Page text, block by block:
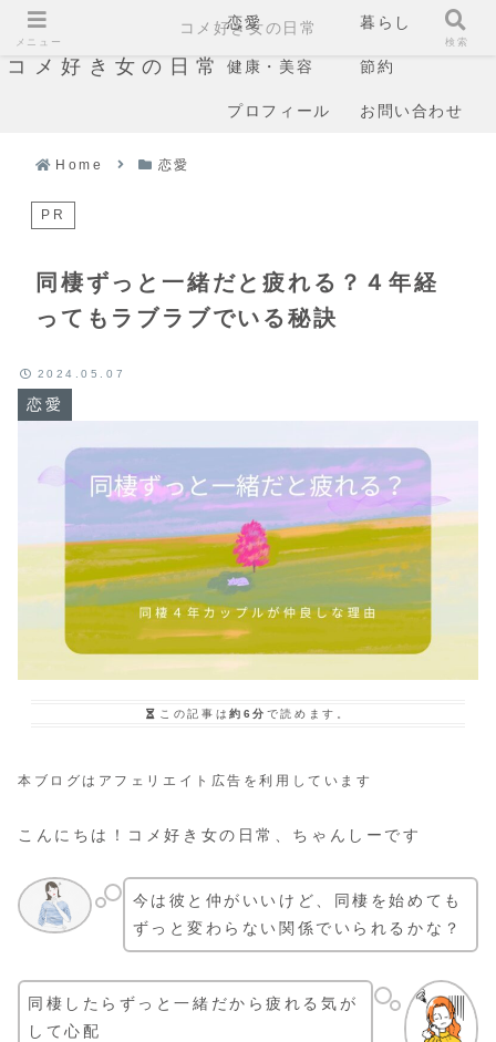
コメ好き女の日常
恋愛 暮らし
健康・美容 節約
プロフィール お問い合わせ
Home 恋愛
PR
同棲ずっと一緒だと疲れる？４年経
ってもラブラブでいる秘訣
恋愛
2024.05.07
この記事は約6分 で読めます。
本ブログはアフェリエイト広告を利用しています
こんにちは！コメ好き女の日常、ちゃんしーです
今は彼と仲がいいけど、同棲を始めても
ずっと変わらない関係でいられるかな？
同棲したらずっと一緒だから疲れる気が
して心配
メニュー
コメ好き女の日常
検索